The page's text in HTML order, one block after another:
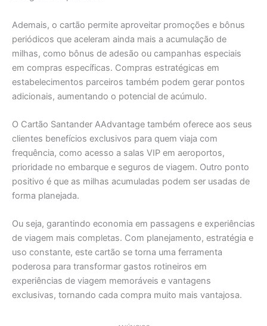
Ademais, o cartão permite aproveitar promoções e bônus
periódicos que aceleram ainda mais a acumulação de
milhas, como bônus de adesão ou campanhas especiais
em compras específicas. Compras estratégicas em
estabelecimentos parceiros também podem gerar pontos
adicionais, aumentando o potencial de acúmulo.
O Cartão Santander AAdvantage também oferece aos seus
clientes benefícios exclusivos para quem viaja com
frequência, como acesso a salas VIP em aeroportos,
prioridade no embarque e seguros de viagem. Outro ponto
positivo é que as milhas acumuladas podem ser usadas de
forma planejada.
Ou seja, garantindo economia em passagens e experiências
de viagem mais completas. Com planejamento, estratégia e
uso constante, este cartão se torna uma ferramenta
poderosa para transformar gastos rotineiros em
experiências de viagem memoráveis e vantagens
exclusivas, tornando cada compra muito mais vantajosa.